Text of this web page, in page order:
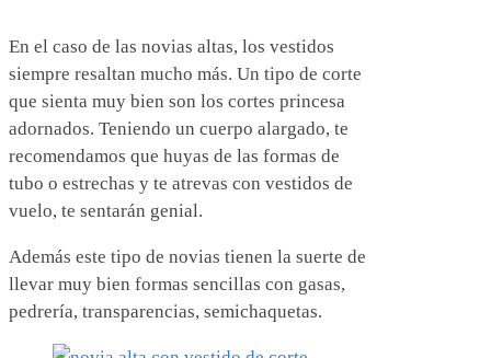
En el caso de las novias altas, los vestidos
siempre resaltan mucho más. Un tipo de corte
que sienta muy bien son los cortes princesa
adornados. Teniendo un cuerpo alargado, te
recomendamos que huyas de las formas de
tubo o estrechas y te atrevas con vestidos de
vuelo, te sentarán genial.
Además este tipo de novias tienen la suerte de
llevar muy bien formas sencillas con gasas,
pedrería, transparencias, semichaquetas.